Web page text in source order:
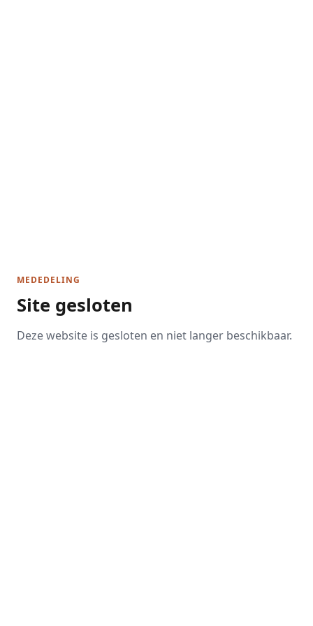
MEDEDELING
Site gesloten
Deze website is gesloten en niet langer beschikbaar.